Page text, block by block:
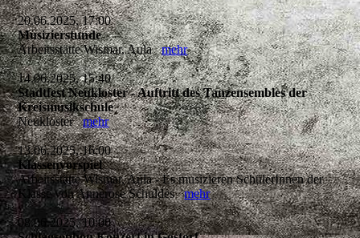
20.06.2025, 17:00
Musizierstunde
Arbeitsstätte Wismar, Aulamehr
14.06.2025, 15:40
Stadtfest Neukloster - Auftritt des Tanzensembles der
Kreismusikschule
Neuklostermehr
13.06.2025, 16:00
Klassenvorspiel
Arbeitsstätte Wismar, Aula - Es musizieren SchülerInnen der
Klasse von Annerose Schuldesmehr
08.06.2025, 10:00